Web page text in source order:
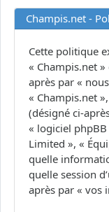
Champis.net -
Cette politique
« Champis.net
après par «
« Champis.net
(désigné ci-
« logiciel
Limited », «
quelle
quelle session
après par « vos